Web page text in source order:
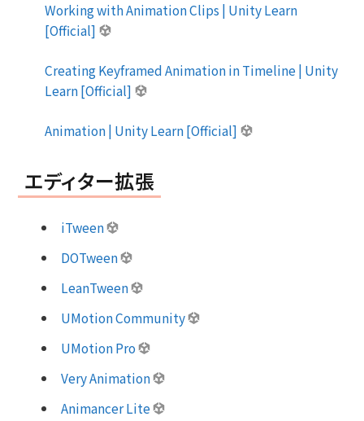
Working with Animation Clips | Unity Learn
[Official]
Creating Keyframed Animation in Timeline | Unity
Learn [Official]
Animation | Unity Learn [Official]
エディター拡張
iTween
DOTween
LeanTween
UMotion Community
UMotion Pro
Very Animation
Animancer Lite